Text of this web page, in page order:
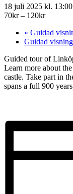
18 juli 2025 kl. 13:00
70kr – 120kr
« Guidad
Guidad
Guided tour of
Learn more about
castle. Take part in
spans a full 900